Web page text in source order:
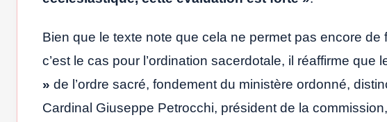
Bien que le texte note que cela ne permet pas encore
c’est le cas pour l’ordination sacerdotale, il réaffirme que
» de l’ordre sacré, fondement du ministère ordonné,
Cardinal Giuseppe Petrocchi, président de la